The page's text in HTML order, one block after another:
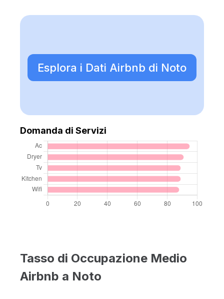
Esplora i Dati Airbnb di Noto
Domanda di Servizi
Tasso di Occupazione Medio
Airbnb a Noto